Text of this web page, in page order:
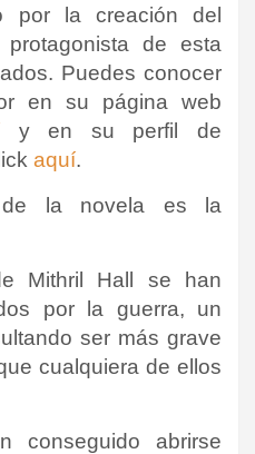
por la creación del
de esta
Puedes conocer
en su página web
y en su perfil de
aquí.
de la novela es la
Mithril Hall se han
por la guerra, un
ser más grave
cualquiera de ellos
conseguido abrirse